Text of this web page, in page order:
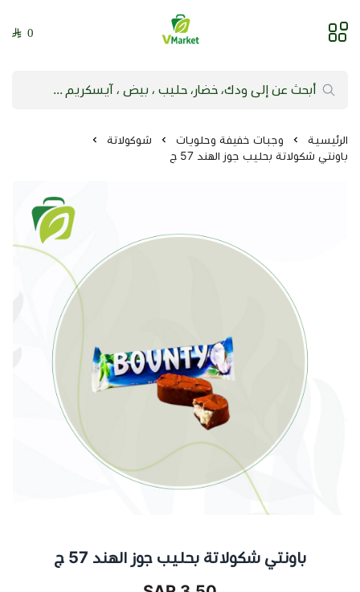
فيلج ماركت | VMarket
0
الرئيسية وجبات خفيفة وحلويات
شوكولاتة
باونتي شكولاتة بحليب جوز الهند 57 ج
باونتي شكولاتة بحليب جوز الهند 57 ج